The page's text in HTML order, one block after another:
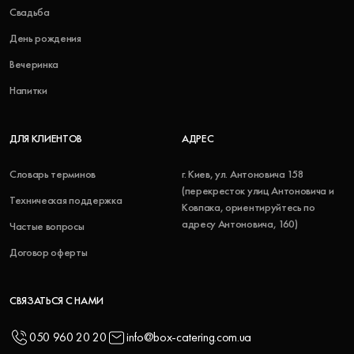
Свадьба
День рождения
Вечеринка
Напитки
ДЛЯ КЛИЕНТОВ
Словарь терминов
Техническая поддержка
Частые вопросы
Договор оферты
АДРЕС
г. Киев, ул. Антоновича 158
(перекресток улиц Антоновича и
Ковпака, ориентируйтесь по
адресу Антоновича, 160)
СВЯЗАТЬСЯ С НАМИ
050 960 20 20 info@box-catering.com.ua